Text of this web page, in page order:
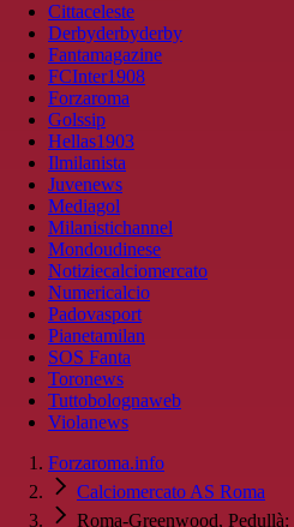
Cittaceleste
Derbyderbyderby
Fantamagazine
FCInter1908
Forzaroma
Golssip
Hellas1903
Ilmilanista
Juvenews
Mediagol
Milanistichannel
Mondoudinese
Notiziecalciomercato
Numericalcio
Padovasport
Pianetamilan
SOS Fanta
Toronews
Tuttobolognaweb
Violanews
Forzaroma.info
Calciomercato AS Roma
Roma-Greenwood, Pedullà: